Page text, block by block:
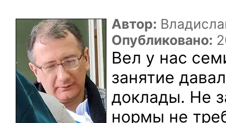
Автор:
Опубликовано:
Вел у нас
занятие
доклады. Не
нормы не